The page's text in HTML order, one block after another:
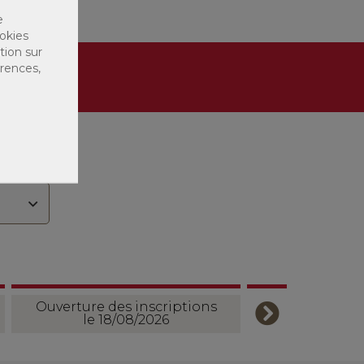
Ouverture des inscriptions
le 18/08/2026
sur